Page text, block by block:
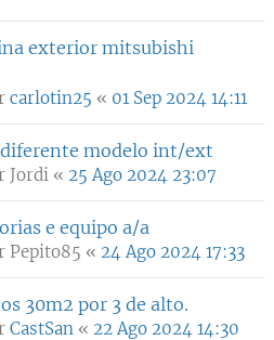
exterior mitsubishi
carlotin25 « 01 Sep 2024 14:11
modelo int/ext
Jordi « 25 Ago 2024 23:07
e equipo a/a
Pepito85 « 24 Ago 2024 17:33
30m2 por 3 de alto.
CastSan « 22 Ago 2024 14:30